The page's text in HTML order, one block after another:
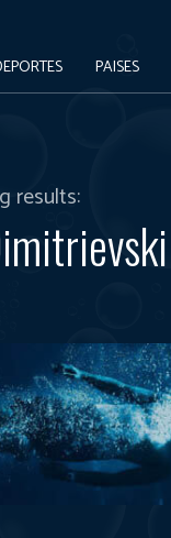
PAISES
results: